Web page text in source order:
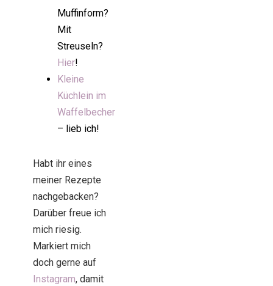
Muffinform?
Mit
Streuseln?
Hier!
Kleine
Küchlein im
Waffelbecher
– lieb ich!
Habt ihr eines
meiner Rezepte
nachgebacken?
Darüber freue ich
mich riesig.
Markiert mich
doch gerne auf
Instagram, damit